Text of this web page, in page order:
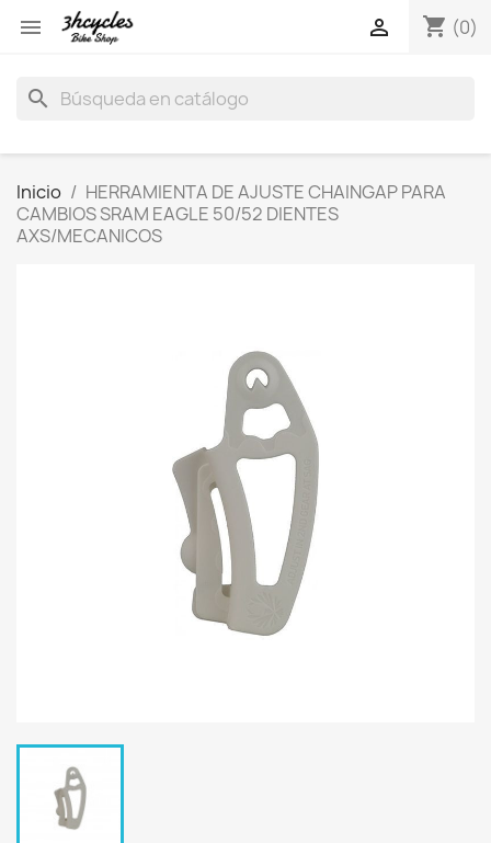
 shopping_cart (0)

search
Inicio
HERRAMIENTA DE AJUSTE CHAINGAP PARA
CAMBIOS SRAM EAGLE 50/52 DIENTES
AXS/MECANICOS